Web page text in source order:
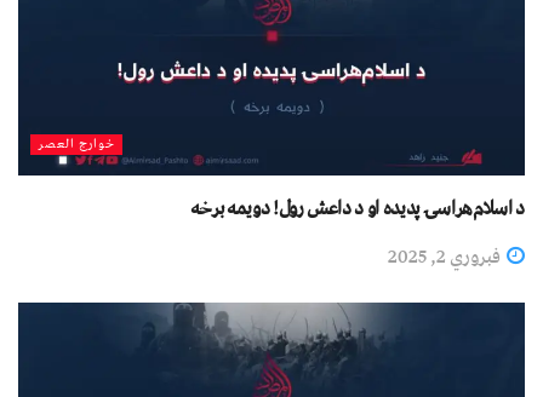
خوارج العصر
د اسلام‌هراسۍ پدیده او د داعش رول! دویمه برخه
فبروري 2, 2025